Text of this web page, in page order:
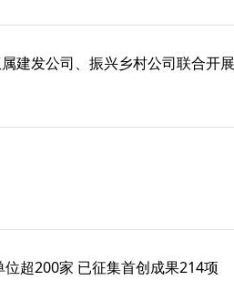
建发公司、振兴乡村公司联合开
超200家 已征集首创成果214项